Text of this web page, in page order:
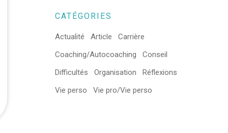
CATÉGORIES
Actualité Article
Carrière
Coaching/Autocoaching
Conseil
Difficultés
Organisation
Réflexions
Vie perso
Vie pro/Vie perso